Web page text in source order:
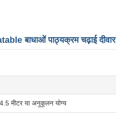
बाधाओं पाठ्यक्रम चढ़ाई दीवार
मीटर या अनुकूलन योग्य